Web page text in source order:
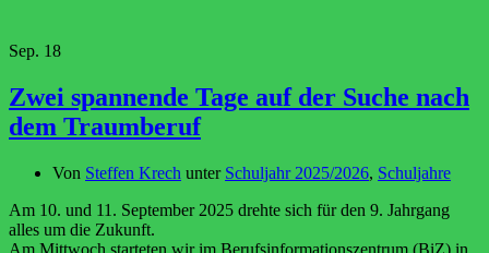
Sep. 18
Zwei spannende Tage auf der Suche nach
dem Traumberuf
Von Steffen Krech unter Schuljahr 2025/2026, Schuljahre
Am 10. und 11. September 2025 drehte sich für den 9. Jahrgang
alles um die Zukunft.